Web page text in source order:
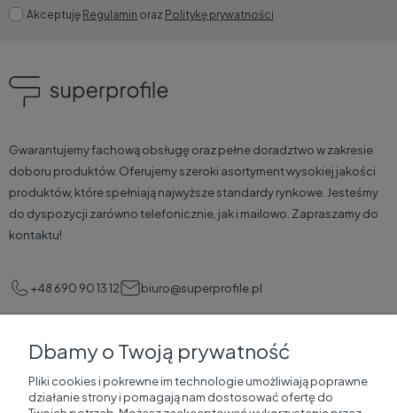
Akceptuję Regulamin oraz Politykę prywatności
Gwarantujemy fachową obsługę oraz pełne doradztwo w zakresie
doboru produktów. Oferujemy szeroki asortyment wysokiej jakości
produktów, które spełniają najwyższe standardy rynkowe. Jesteśmy
do dyspozycji zarówno telefonicznie, jak i mailowo. Zapraszamy do
kontaktu!
+48 690 90 13 12 biuro@superprofile.pl
Pomoc
Korzyści dla klientów
Dbamy o Twoją prywatność
Pliki cookies i pokrewne im technologie umożliwiają poprawne
działanie strony i pomagają nam dostosować ofertę do